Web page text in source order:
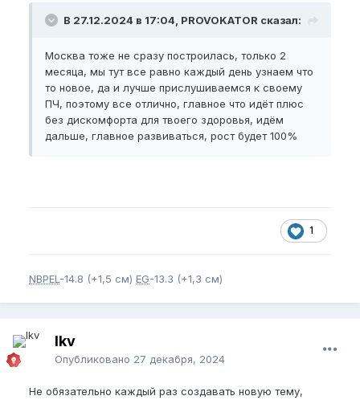
В 27.12.2024 в 17:04, PROVOKATOR сказал:
Москва тоже не сразу построилась, только 2
месяца, мы тут все равно каждый день узнаем что
то новое, да и лучше прислушиваемся к своему
ПЧ, поэтому все отлично, главное что идёт плюс
без дискомфорта для твоего здоровья, идём
дальше, главное развиваться, рост будет 100%
1
NBPEL -14.8 (+1,5 см) EG-13.3 (+1,3 см)
lkv
Опубликовано 27 декабря, 2024
Не обязательно каждый раз создавать новую тему,